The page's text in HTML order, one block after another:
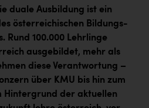
duale Ausbildung ist ein
österreichischen Bildungs-
Rund 100.000 Lehrlinge
ausgebildet, mehr als
diese Verantwortung –
über KMU bis hin zum
Hintergrund der aktuellen